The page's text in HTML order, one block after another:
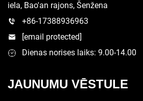
iela, Bao'an rajons, Šenžena
+86-17388936963
[email protected]
Dienas norises laiks: 9.00-14.00
JAUNUMU VĒSTULE